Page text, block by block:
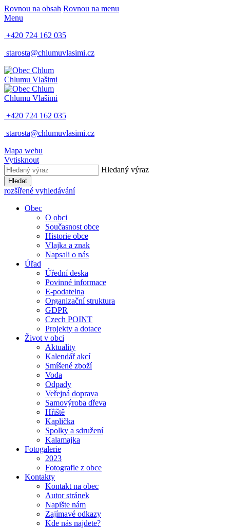
Rovnou na obsah Rovnou na menu
Menu
+420 724 162 035
starosta@chlumuvlasimi.cz
Chlumu Vlašimi
Chlumu Vlašimi
+420 724 162 035
starosta@chlumuvlasimi.cz
Mapa webu
Vytisknout
Hledaný výraz
Hledat
rozšířené vyhledávání
Obec
O obci
Současnost obce
Historie obce
Vlajka a znak
Napsali o nás
Úřad
Úřední deska
Povinné informace
E-podatelna
Organizační struktura
GDPR
Czech POINT
Projekty a dotace
Život v obci
Aktuality
Kalendář akcí
Smíšené zboží
Voda
Odpady
Veřejná doprava
Samovýroba dřeva
Hřiště
Kaplička
Spolky a sdružení
Kalamajka
Fotogalerie
2023
Fotografie z obce
Kontakty
Kontakt na obec
Autor stránek
Napište nám
Zajímavé odkazy
Kde nás najdete?